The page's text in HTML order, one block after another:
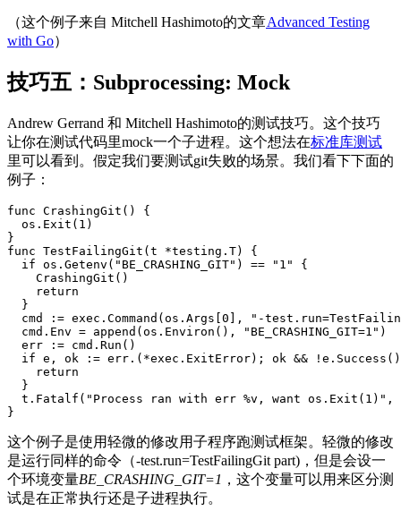
（这个例子来自 Mitchell Hashimoto的文章Advanced Testing
with Go）
技巧五：Subprocessing: Mock
Andrew Gerrand 和 Mitchell Hashimoto的测试技巧。这个技巧
让你在测试代码里mock一个子进程。这个想法在标准库测试
里可以看到。假定我们要测试git失败的场景。我们看下下面的
例子：
func CrashingGit() {
  os.Exit(1)
}
func TestFailingGit(t *testing.T) {
  if os.Getenv("BE_CRASHING_GIT") == "1" {
    CrashingGit()
    return
  }
cmd := exec.Command(os.Args[0], "-
  cmd.Env = append(os.Environ(), "BE_CRASHING_GIT=1")
  err := cmd.Run()
if e, ok := err.(*exec.ExitError); ok &&
    return
  }
t.Fatalf("Process ran with err %v, want os.Exit(1)",
}
这个例子是使用轻微的修改用子程序跑测试框架。轻微的修改
是运行同样的命令（-test.run=TestFailingGit part)，但是会设一
个环境变量BE_CRASHING_GIT=1 ，这个变量可以用来区分测
试是在正常执行还是子进程执行。